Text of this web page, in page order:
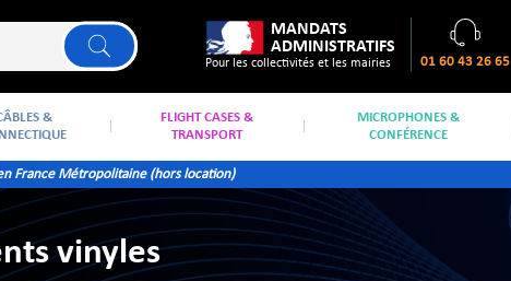
MANDATS
ADMINISTRATIFS
Pour les collectivités et les mairies 01 60 43 26 65
&
FLIGHT CASES &
TRANSPORT
MICROPHONES &
CONFÉRENCE
France Métropolitaine (hors location)
vinyles